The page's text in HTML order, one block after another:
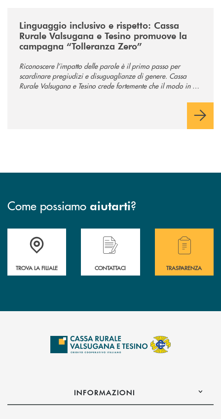
Linguaggio inclusivo e rispetto: Cassa
Rurale Valsugana e Tesino promuove la
campagna “Tolleranza Zero”
Riconoscere l’impatto delle parole è il primo passo per
scardinare pregiudizi e disuguaglianze di genere. Cassa
Rurale Valsugana e Tesino crede fortemente che il modo in cui
Come possiamo aiutarti?
Accedi all' elenco completo delle filiali .
TROVA LA FILIALE
Hai bisogno di assistenza immediata?
CONTATTACI
Hai bisogno di
TRASPARENZA
INFORMAZIONI